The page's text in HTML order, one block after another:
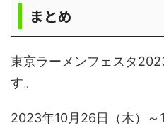
まとめ
東京ラーメンフェスタ
す。
2023年10月26日（木）～